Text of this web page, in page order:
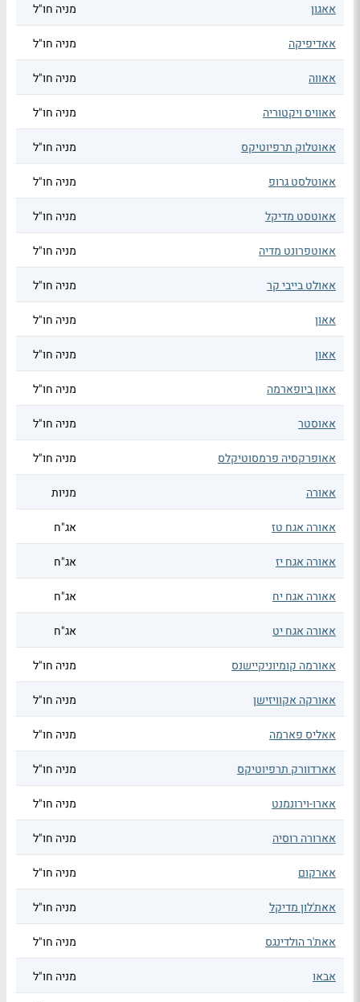
אאגון מניה חו"ל
אאדיפיקה מניה חו"ל
אאווה מניה חו"ל
אאוויס ויקטוריה מניה חו"ל
אאוטלוק תרפיוטיקס מניה חו"ל
אאוטלסט גרופ מניה חו"ל
אאוטסט מדיקל מניה חו"ל
אאוטפרונט מדיה מניה חו"ל
אאולט בייבי קר מניה חו"ל
אאון מניה חו"ל
אאון מניה חו"ל
אאון ביופארמה מניה חו"ל
אאוסטר מניה חו"ל
אאופרקסיה פרמסוטיקלס מניה חו"ל
אאורה מניות
אאורה אגח טז אג"ח
אאורה אגח יז אג"ח
אאורה אגח יח אג"ח
אאורה אגח יט אג"ח
אאורמה קומיוניקיישנס מניה חו"ל
אאורקה אקוויזישן מניה חו"ל
אאליס פארמה מניה חו"ל
אארדוורק תרפיוטיקס מניה חו"ל
אארו-וירונמנט מניה חו"ל
אארורה רוסיה מניה חו"ל
אארקום מניה חו"ל
אאת'לון מדיקל מניה חו"ל
אאת'ר הולדינגס מניה חו"ל
אבאו מניה חו"ל